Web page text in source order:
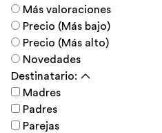
Más valoraciones
Precio (Más bajo)
Precio (Más alto)
Novedades
Destinatario:
Madres
Padres
Parejas